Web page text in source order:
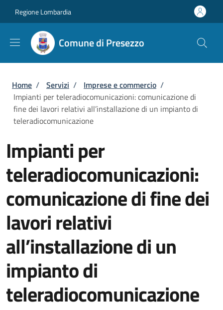
Regione Lombardia
Comune di Presezzo
Briciole di pane
Home / Servizi / Imprese e commercio /
Impianti per teleradiocomunicazioni: comunicazione di
fine dei lavori relativi all’installazione di un impianto di
teleradiocomunicazione
Impianti per
teleradiocomunicazioni:
comunicazione di fine dei
lavori relativi
all’installazione di un
impianto di
teleradiocomunicazione